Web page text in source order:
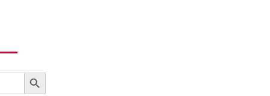
Botón de búsqueda